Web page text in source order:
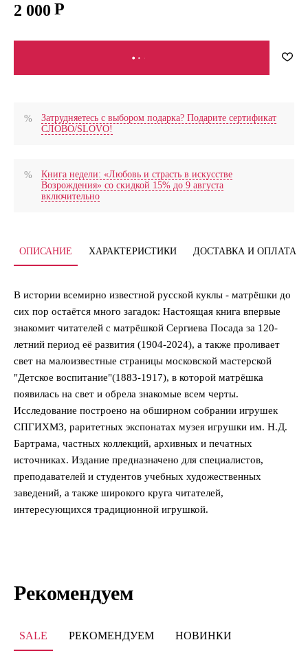
2 000
В КОРЗИНУ
Затрудняетесь с выбором подарка? Подарите сертификат
СЛОВО/SLOVO!
Книга недели: «Любовь и страсть в искусстве
Возрождения» со скидкой 15% до 9 августа
включительно
ОПИСАНИЕ ХАРАКТЕРИСТИКИ ДОСТАВКА И ОПЛАТА
В истории всемирно известной русской куклы - матрёшки до
сих пор остаётся много загадок: Настоящая книга впервые
знакомит читателей с матрёшкой Сергиева Посада за 120-
летний период её развития (1904-2024), а также проливает
свет на малоизвестные страницы московской мастерской
"Детское воспитание"(1883-1917), в которой матрёшка
появилась на свет и обрела знакомые всем черты.
Исследование построено на обширном собрании игрушек
СПГИХМЗ, раритетных экспонатах музея игрушки им. Н.Д.
Бартрама, частных коллекций, архивных и печатных
источниках. Издание предназначено для специалистов,
преподавателей и студентов учебных художественных
заведений, а также широкого круга читателей,
интересующихся традиционной игрушкой.
Рекомендуем
SALE РЕКОМЕНДУЕМ НОВИНКИ